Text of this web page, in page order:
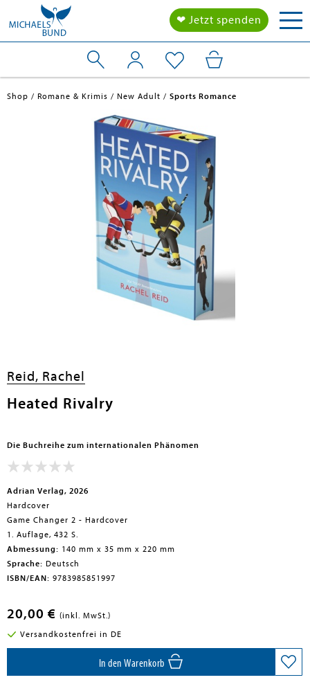
❤ Jetzt spenden
Shop Romane & Krimis New Adult Sports Romance
Reid, Rachel
Heated Rivalry
Die Buchreihe zum internationalen Phänomen
Adrian Verlag, 2026
Hardcover
Game Changer 2 - Hardcover
1. Auflage, 432 S.
Abmessung: 140 mm x 35 mm x 220 mm
Sprache: Deutsch
ISBN/EAN: 9783985851997
20,00 € (inkl. MwSt.)
Versandkostenfrei in DE
In den Warenkorb